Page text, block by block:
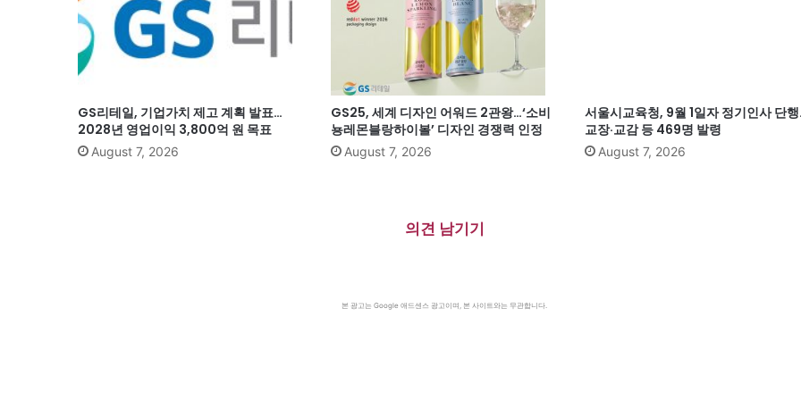
GS리테일, 기업가치 제고 계획 발표…
2028년 영업이익 3,800억 원 목표
August 7, 2026
GS25, 세계 디자인 어워드 2관왕…‘소비
뇽레몬블랑하이볼’ 디자인 경쟁력 인정
August 7, 2026
서울시교육청, 9월 1일자 정기인사 단
교장·교감 등 469명 발령
August 7, 2026
의견 남기기
본 광고는 Google 애드센스 광고이며, 본 사이트와는 무관합니다.